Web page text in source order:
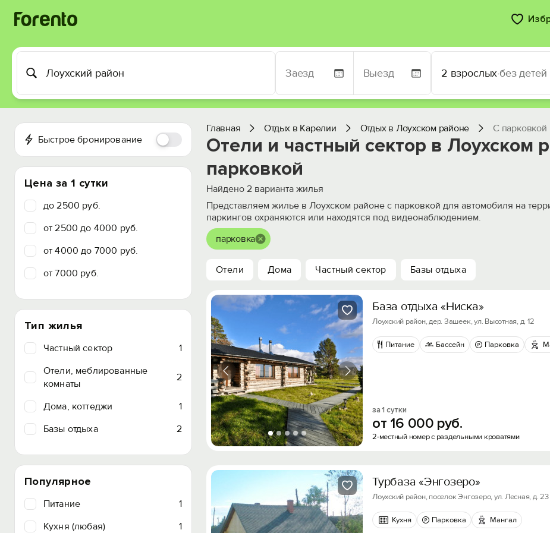
2 взрослых·без детей
Быстрое бронирование
Цена за 1 сутки
до 2500 руб.
от 2500 до 4000 руб.
от 4000 до 7000 руб.
от 7000 руб.
Тип жилья
Частный сектор
1
Отели, меблированные
комнаты
2
Дома, коттеджи
1
Базы отдыха
2
Популярное
Питание
1
Кухня (любая)
1
Главная Отдых в Карелии Отдых в Лоухском районе С парковкой
Отели и частный сектор в Лоухском
парковкой
Найдено 2 варианта жилья
Представляем жилье в Лоухском районе с парковкой для автомобиля на
паркингов охраняются или находятся под видеонаблюдением.
парковка
Отели Дома Частный сектор Базы отдыха
База отдыха «Ниска»
Лоухский район, дер. Зашеек, ул. Высотная, д. 12
Питание Бассейн Парковка
за 1 сутки
от 16 000 руб.
2-местный номер с раздельными кроватями
Турбаза «Энгозеро»
Лоухский район, поселок Энгозеро, ул. Лесная, д. 23
Кухня Парковка Мангал